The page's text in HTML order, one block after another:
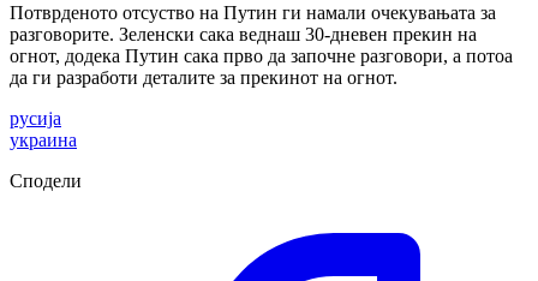
Потврденото отсуство на Путин ги намали очекувањата за
разговорите. Зеленски сака веднаш 30-дневен прекин на
огнот, додека Путин сака прво да започне разговори, а потоа
да ги разработи деталите за прекинот на огнот.
русија
украина
Сподели